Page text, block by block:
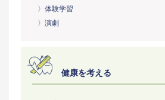
〉体験学習
〉演劇
健康を考える